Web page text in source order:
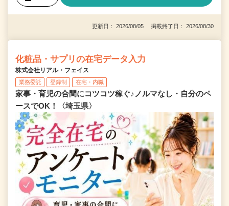
更新日： 2026/08/05 掲載終了日： 2026/08/30
化粧品・サプリの在宅データ入力
株式会社リアル・フェイス
業務委託 登録制 在宅・内職
家事・育児の合間にコツコツ稼ぐ♪ノルマなし・自分のペ
ースでOK！〈埼玉県〉